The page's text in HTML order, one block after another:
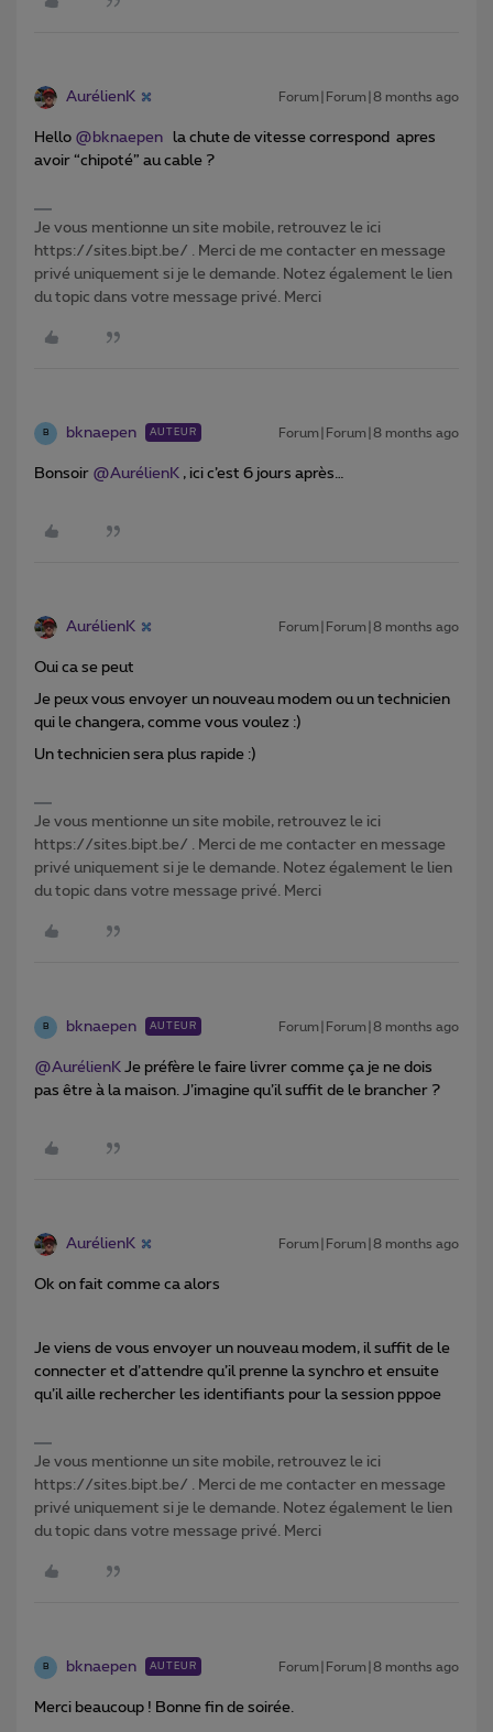
AurélienK Forum|Forum|8 months ago
Hello ​ @bknaepen la chute de vitesse correspond apres
avoir “chipoté” au cable ?
Je vous mentionne un site mobile, retrouvez le ici
https://sites.bipt.be/ . Merci de me contacter en message
privé uniquement si je le demande. Notez également le lien
du topic dans votre message privé. Merci
B bknaepen AUTEUR Forum|Forum|8 months ago
Bonsoir ​ @AurélienK , ici c’est 6 jours après…
AurélienK Forum|Forum|8 months ago
Oui ca se peut
Je peux vous envoyer un nouveau modem ou un technicien
qui le changera, comme vous voulez :)
Un technicien sera plus rapide :)
Je vous mentionne un site mobile, retrouvez le ici
https://sites.bipt.be/ . Merci de me contacter en message
privé uniquement si je le demande. Notez également le lien
du topic dans votre message privé. Merci
B bknaepen AUTEUR Forum|Forum|8 months ago
@AurélienK Je préfère le faire livrer comme ça je ne dois
pas être à la maison. J’imagine qu’il suffit de le brancher ?
AurélienK Forum|Forum|8 months ago
Ok on fait comme ca alors
Je viens de vous envoyer un nouveau modem, il suffit de le
connecter et d’attendre qu’il prenne la synchro et ensuite
qu’il aille rechercher les identifiants pour la session pppoe
Je vous mentionne un site mobile, retrouvez le ici
https://sites.bipt.be/ . Merci de me contacter en message
privé uniquement si je le demande. Notez également le lien
du topic dans votre message privé. Merci
B bknaepen AUTEUR Forum|Forum|8 months ago
Merci beaucoup ! Bonne fin de soirée.